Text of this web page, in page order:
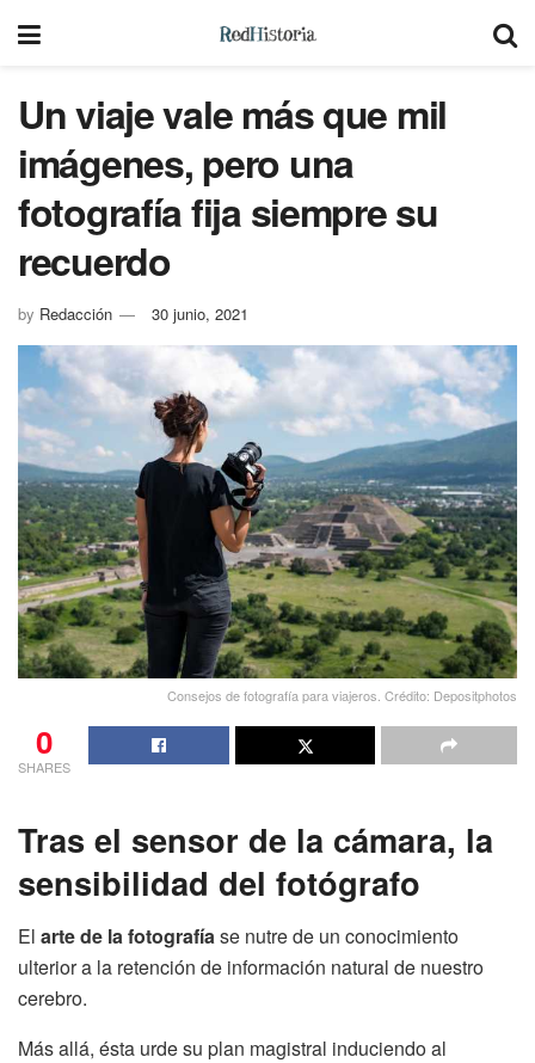
Un viaje vale más que mil
imágenes, pero una
fotografía fija siempre su
recuerdo
by Redacción 30 junio, 2021
Consejos de fotografía para viajeros. Crédito: Depositphotos
0
SHARES
Tras el sensor de la cámara, la
sensibilidad del fotógrafo
El arte de la fotografíase nutre de un conocimiento
ulterior a la retención de información natural de nuestro
cerebro.
Más allá, ésta urde su plan magistral induciendo al